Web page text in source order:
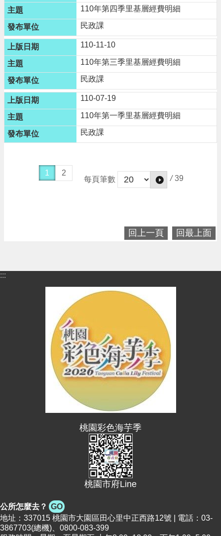
政
府
網
站
資
料
開
放
宣
告
網
站
安
110年第四季里基層經費明細
民政課
110-11-10
110年第三季里基層經費明細
民政課
110-07-19
110年第一季里基層經費明細
民政課
1 2
每頁筆數 / 39
回上一頁 回最上面
:::
桃園彩色海芋季
桃園市府Line
公所怎麼去？ GO
地址：337015 桃園市大園區田心里中正西路12號 | 電話：03-
3867703(總機)、0800-083-399